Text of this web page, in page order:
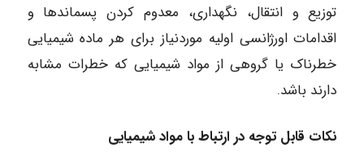
توزیع و انتقال، نگهداری، معدوم کردن پسماندها و
اقدامات اورژانسی اولیه موردنیاز برای هر ماده شیمیایی
خطرناک یا گروهی از مواد شیمیایی که خطرات مشابه
دارند باشد.
نکات قابل توجه در ارتباط با مواد شیمیایی